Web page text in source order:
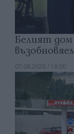
Белият
07.08.2026 / 18:00